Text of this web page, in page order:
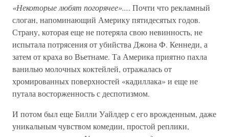
«Некоторые любят погорячее».... Почти что рекламный
слоган, напоминающий Америку пятидесятых годов.
Страну, которая еще не потеряла свою невинность, не
испытала потрясения от убийства Джона Ф. Кеннеди, а
затем от краха во Вьетнаме. Та Америка приятно пахла
ванилью молочных коктейлей, отражалась от
хромированных поверхностей «кадиллака» и еще не
путала восторженность с деспотизмом.
И потом был еще Билли Уайлдер с его врожденным, даже
уникальным чувством комедии, простой реплики,